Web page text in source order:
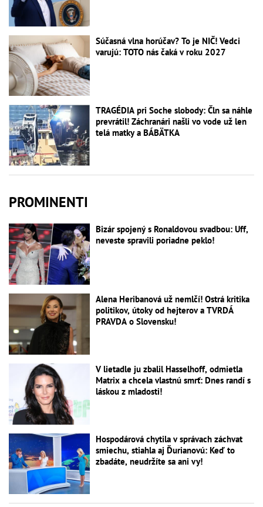
Súčasná vlna horúčav? To je NIČ! Vedci
varujú: TOTO nás čaká v roku 2027
TRAGÉDIA pri Soche slobody: Čln sa náhle
prevrátil! Záchranári našli vo vode už len
telá matky a BÁBÄTKA
PROMINENTI
Bizár spojený s Ronaldovou svadbou: Uff,
neveste spravili poriadne peklo!
Alena Heribanová už nemlčí! Ostrá kritika
politikov, útoky od hejterov a TVRDÁ
PRAVDA o Slovensku!
V lietadle ju zbalil Hasselhoff, odmietla
Matrix a chcela vlastnú smrť: Dnes randí s
láskou z mladosti!
Hospodárová chytila v správach záchvat
smiechu, stiahla aj Ďurianovú: Keď to
zbadáte, neudržíte sa ani vy!